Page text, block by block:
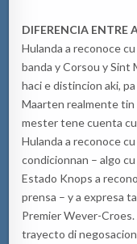
DIFERENCIA ENTRE
Hulanda a reconoce
banda y Corsou y Sint
haci e distincion aki,
Maarten realmente tin
mester tene cuenta
Hulanda a reconoce
condicionnan – algo
Estado Knops a
prensa – y a expresa
Premier Wever-Croes.
trayecto di